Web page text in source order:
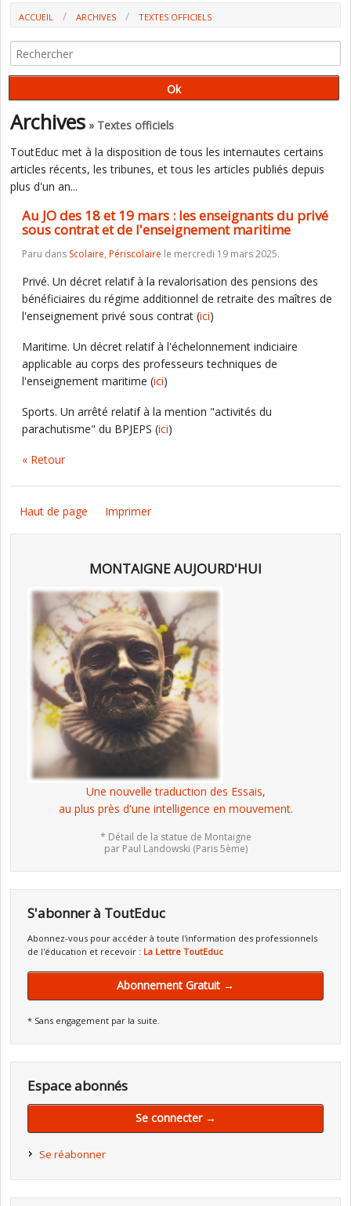
ACCUEIL ARCHIVES
TEXTES OFFICIELS
CONTRAT ET DE L'ENSEIGNEMENT MARITIME
Archives » Textes officiels
ToutEduc met à la disposition de tous les internautes certains
articles récents, les tribunes, et tous les articles publiés depuis
plus d'un an...
Au JO des 18 et 19 mars : les enseignants du privé
sous contrat et de l'enseignement maritime
Paru dans Scolaire, Périscolaire le mercredi 19 mars 2025.
Privé. Un décret relatif à la revalorisation des pensions des
bénéficiaires du régime additionnel de retraite des maîtres de
l'enseignement privé sous contrat (ici)
Maritime. Un décret relatif à l'échelonnement indiciaire
applicable au corps des professeurs techniques de
l'enseignement maritime (ici)
Sports. Un arrêté relatif à la mention "activités du
parachutisme" du BPJEPS (ici)
« Retour
Haut de page Imprimer
MONTAIGNE AUJOURD'HUI
Une nouvelle traduction des Essais,
au plus près d'une intelligence en mouvement.
* Détail de la statue de Montaigne
par Paul Landowski (Paris 5ème)
S'abonner à ToutEduc
Abonnez-vous pour accéder à toute l'information des professionnels
de l'éducation et recevoir : La Lettre ToutEduc
Abonnement Gratuit →
* Sans engagement par la suite.
Espace abonnés
Se connecter →
Se réabonner